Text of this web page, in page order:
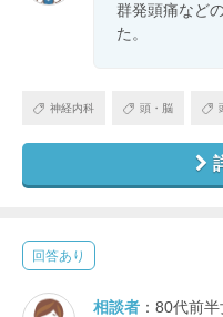
群発頭痛など
た。
神経内科 頭・脳
回答あり
相談者 ：80代前